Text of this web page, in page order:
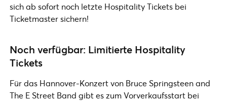
sich ab sofort noch letzte Hospitality Tickets bei
Ticketmaster sichern!
Noch verfügbar: Limitierte Hospitality
Tickets
Für das Hannover-Konzert von Bruce Springsteen and
The E Street Band gibt es zum Vorverkaufsstart bei